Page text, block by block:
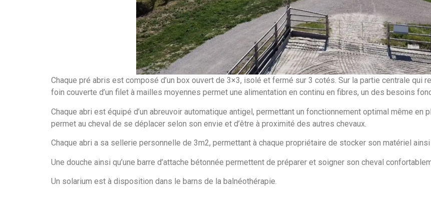
Chaque pré abris est composé d’un box ouvert de 3×3, isolé et fermé sur 3 cotés. Sur la partie centrale qui
foin couverte d’un filet à mailles moyennes permet une alimentation en continu en fibres, un des besoins
Chaque abri est équipé d’un abreuvoir automatique antigel, permettant un fonctionnement optimal même en
permet au cheval de se déplacer selon son envie et d’être à proximité des autres chevaux.
Chaque abri a sa sellerie personnelle de 3m2, permettant à chaque propriétaire de stocker son matériel
Une douche ainsi qu’une barre d’attache bétonnée permettent de préparer et soigner son cheval
Un solarium est à disposition dans le barns de la balnéothérapie.